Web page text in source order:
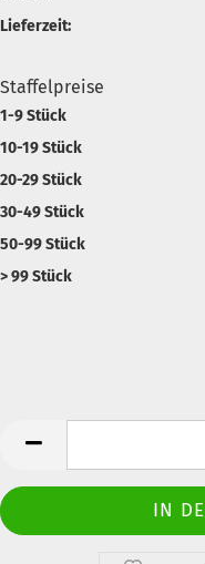
Lieferzeit:
Staffelpreise
1-9 Stück
10-19 Stück
20-29 Stück
30-49 Stück
50-99 Stück
> 99 Stück